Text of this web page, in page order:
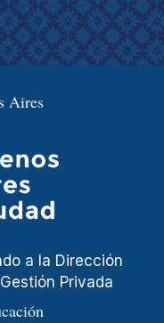
Aires
a la Dirección
Privada